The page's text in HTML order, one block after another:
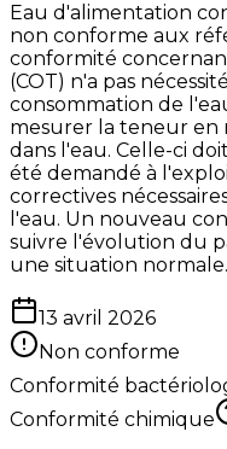
Eau d'alimentation
non conforme aux
conformité
(COT) n'a pas
consommation de
mesurer la teneur en
dans l'eau. Celle-ci
été demandé à
correctives
l'eau. Un nouveau
suivre l'évolution du
une situation normale.
13 avril 2026
Non conforme
Conformité
Conformité chimique